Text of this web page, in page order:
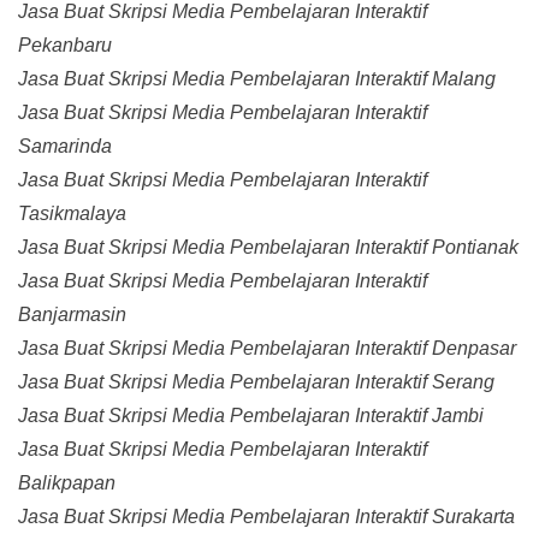
Jasa Buat Skripsi Media Pembelajaran Interaktif
Pekanbaru
Jasa Buat Skripsi Media Pembelajaran Interaktif Malang
Jasa Buat Skripsi Media Pembelajaran Interaktif
Samarinda
Jasa Buat Skripsi Media Pembelajaran Interaktif
Tasikmalaya
Jasa Buat Skripsi Media Pembelajaran Interaktif Pontianak
Jasa Buat Skripsi Media Pembelajaran Interaktif
Banjarmasin
Jasa Buat Skripsi Media Pembelajaran Interaktif Denpasar
Jasa Buat Skripsi Media Pembelajaran Interaktif Serang
Jasa Buat Skripsi Media Pembelajaran Interaktif Jambi
Jasa Buat Skripsi Media Pembelajaran Interaktif
Balikpapan
Jasa Buat Skripsi Media Pembelajaran Interaktif Surakarta